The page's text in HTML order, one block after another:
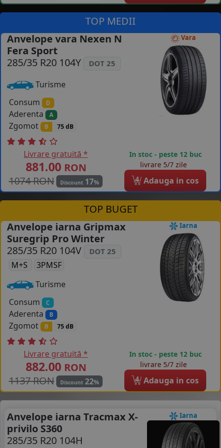
TOP MEDII
Vara
Anvelope vara Nexen N
Fera Sport
285/35 R20 104Y
DOT 25
Turisme
Consum
D
Aderenta A
Zgomot B 75 dB
Livrare gratuită *
881.00 RON
1074 RON
Discount 17%
In stoc - peste 12 buc
livrare 5/7 zile
4 Adauga in cos
TOP BUGET
Iarna
Anvelope iarna Gripmax
Suregrip Pro Winter
285/35 R20 104V
DOT 25
M+S
3PMSF
Turisme
Consum
C
Aderenta B
Zgomot B 75 dB
Livrare gratuită *
882.00 RON
1137 RON
Discount 22%
In stoc - peste 12 buc
livrare 5/7 zile
4 Adauga in cos
Iarna
Anvelope iarna Tracmax X-
privilo S360
285/35 R20 104H